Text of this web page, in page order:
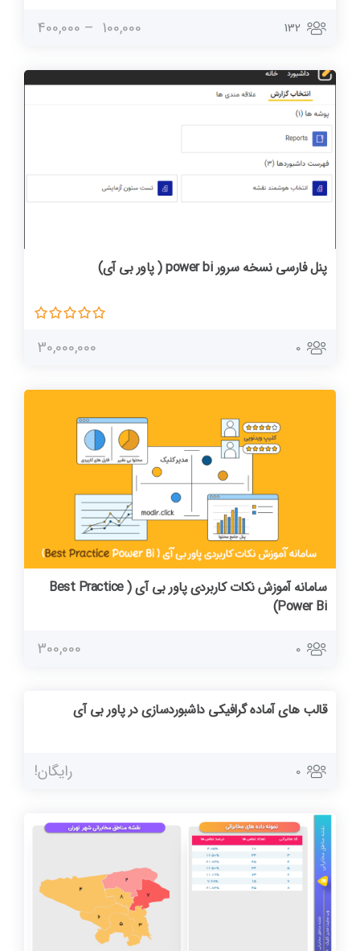
132
100,000
–
400,000
پنل فارسی نسخه سرور power bi ( پاور بی آی)
0
30,000,000
سامانه آموزش نکات کاربردی پاور بی آی ( Best Practice
Power Bi)
0
300,000
قالب های آماده گرافیکی داشبوردسازی در پاور بی آی
0 رایگان!